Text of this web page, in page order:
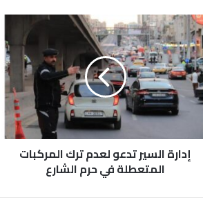
إدارة السير تدعو لعدم ترك المركبات
المتعطلة في حرم الشارع